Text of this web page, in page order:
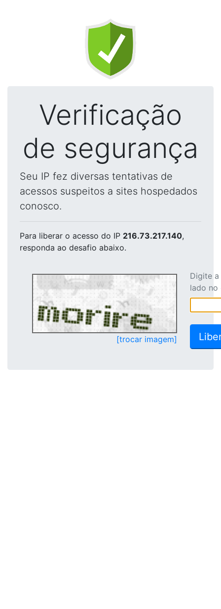
Verificação
de segurança
Seu IP fez diversas tentativas de
acessos suspeitos a sites hospedados
conosco.
Para liberar o acesso do IP 216.73.217.140,
responda ao desafio abaixo.
[trocar imagem]
Digite
lado no